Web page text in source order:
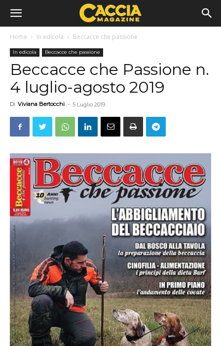
Home In edicola Beccacce che passione
In edicola Beccacce che passione
Beccacce che Passione n.
4 luglio-agosto 2019
Di Viviana Bertocchi - 5 Luglio 2019